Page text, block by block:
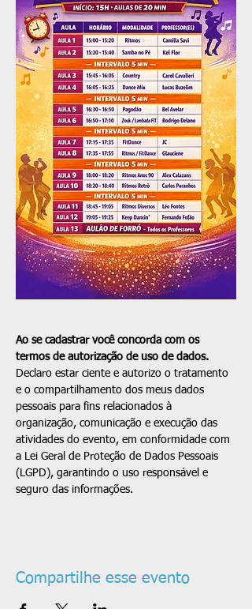
Ao se cadastrar você concorda com os
termos de autorização de uso de dados.
Declaro estar ciente e autorizo o tratamento
e o compartilhamento dos meus dados
pessoais para fins relacionados à
organização, comunicação e execução das
atividades do evento, em conformidade com
a Lei Geral de Proteção de Dados Pessoais
(LGPD), garantindo o uso responsável e
seguro das informações.
Compartilhe esse evento